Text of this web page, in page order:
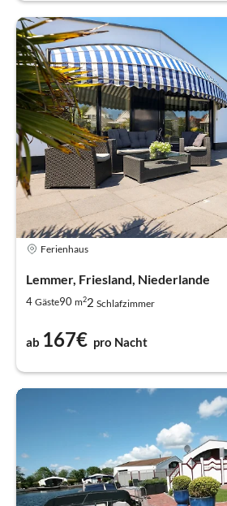
Ferienhaus
Lemmer, Friesland, Niederlande
4 Gäste90 m22 Schlafzimmer
ab 167€ pro Nacht